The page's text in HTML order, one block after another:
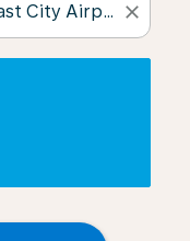
close